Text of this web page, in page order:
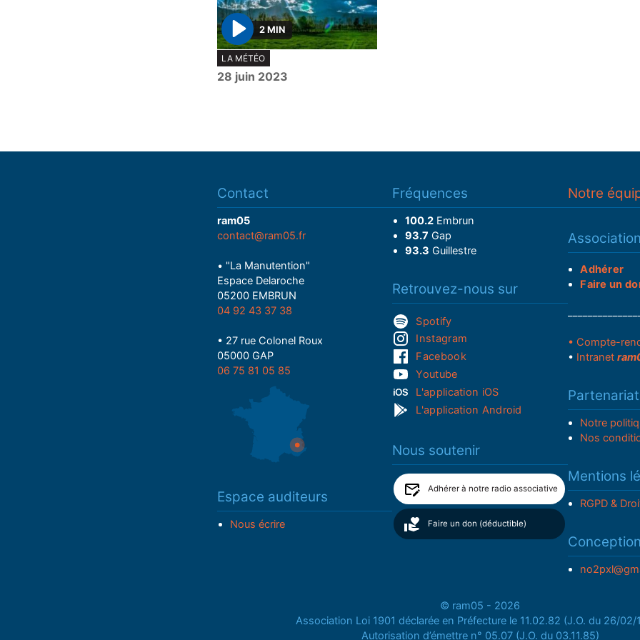
P
l
a
2 MIN
LA MÉTÉO
28 juin 2023
Contact
ram05
contact@ram05.fr
• "La Manutention"
Espace Delaroche
05200 EMBRUN
04 92 43 37 38
• 27 rue Colonel Roux
05000 GAP
06 75 81 05 85
Espace auditeurs
Nous écrire
Fréquences
100.2Embrun
93.7 Gap
93.3 Guillestre
Retrouvez-nous sur
Spotify
Instagram
Facebook
Youtube
L'application iOS
L'application Android
Nous soutenir
Adhérer à notre radio associative
Faire un don (déductible)
Notre
Association
Adhérer
Faire un
• Compte-
• Intranet
Notre
Nos
Mentions
RGPD &
© ram05 - 2026
Association Loi 1901 déclarée en Préfecture le 11.02.82 (J.O. du 26/02/
Autorisation d’émettre n° 05.07 (J.O. du 03.11.85)